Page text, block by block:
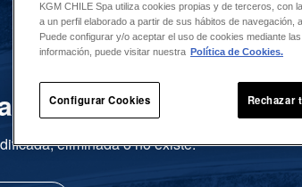
eliminada o no existe.
KGM CHILE Spa utiliza cookies propias y de terceros, con
a un perfil elaborado a partir de sus hábitos de navegación,
Puede configurar y/o aceptar el uso de cookies mediante
información, puede visitar nuestra Política de Cookies.
Configurar Cookies Rechazar